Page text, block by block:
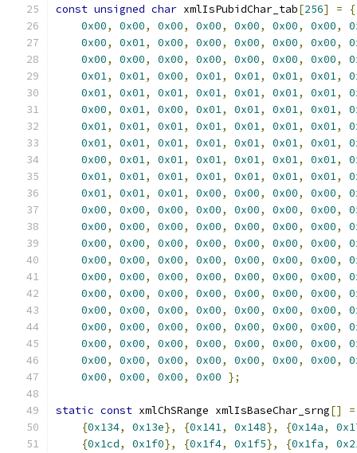
const unsigned char xmlIsPubidChar_tab[256] =
{
0x00, 0x00, 0x00, 0x00, 0x00, 0x00, 0x00,
0x00, 0x01, 0x00, 0x00, 0x00, 0x00, 0x00,
0x00, 0x00, 0x00, 0x00, 0x00, 0x00, 0x00,
0x01, 0x01, 0x00, 0x01, 0x01, 0x01, 0x01,
0x01, 0x01, 0x01, 0x01, 0x01, 0x01, 0x01,
0x00, 0x01, 0x00, 0x01, 0x01, 0x01, 0x01,
0x01, 0x01, 0x01, 0x01, 0x01, 0x01, 0x01,
0x01, 0x01, 0x01, 0x01, 0x01, 0x01, 0x01,
0x00, 0x01, 0x01, 0x01, 0x01, 0x01, 0x01,
0x01, 0x01, 0x01, 0x01, 0x01, 0x01, 0x01,
0x01, 0x01, 0x01, 0x00, 0x00, 0x00, 0x00,
0x00, 0x00, 0x00, 0x00, 0x00, 0x00, 0x00,
0x00, 0x00, 0x00, 0x00, 0x00, 0x00, 0x00,
0x00, 0x00, 0x00, 0x00, 0x00, 0x00, 0x00,
0x00, 0x00, 0x00, 0x00, 0x00, 0x00, 0x00,
0x00, 0x00, 0x00, 0x00, 0x00, 0x00, 0x00,
0x00, 0x00, 0x00, 0x00, 0x00, 0x00, 0x00,
0x00, 0x00, 0x00, 0x00, 0x00, 0x00, 0x00,
0x00, 0x00, 0x00, 0x00, 0x00, 0x00, 0x00,
0x00, 0x00, 0x00, 0x00, 0x00, 0x00, 0x00,
0x00, 0x00, 0x00, 0x00, 0x00, 0x00, 0x00,
0x00, 0x00, 0x00, 0x00 };
static const xmlChSRange xmlIsBaseChar_srng[]
=
{0x134, 0x13e}, {0x141, 0x148}, {0x14a,
{0x1cd, 0x1f0}, {0x1f4, 0x1f5}, {0x1fa,